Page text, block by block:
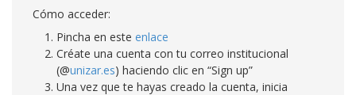
Cómo acceder:
Pincha en este enlace
Créate una cuenta con tu correo institucional
(@unizar.es) haciendo clic en “Sign up”
Una vez que te hayas creado la cuenta, inicia